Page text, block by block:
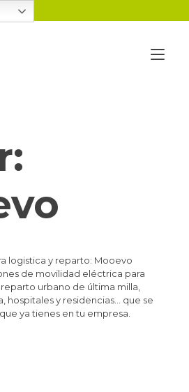
logistica y reparto: Mooevo
de movilidad eléctrica para
urbano de última milla,
hospitales y residencias… que se
ya tienes en tu empresa.